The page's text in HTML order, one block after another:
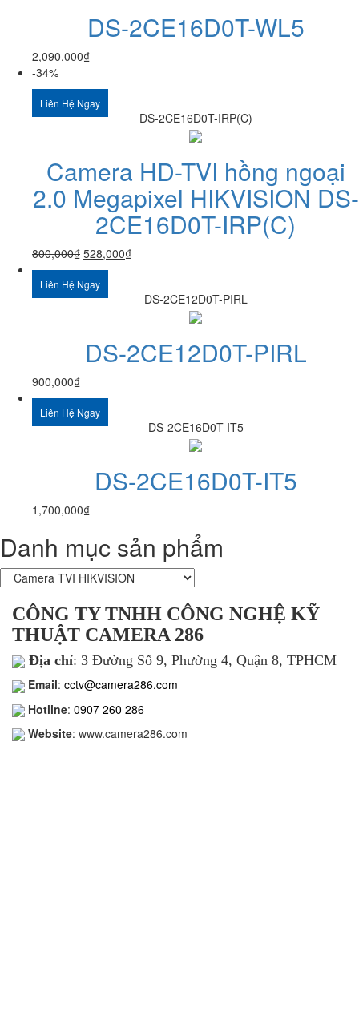
DS-2CE16D0T-WL5
2,090,000₫
-34%
Liên Hệ Ngay
DS-2CE16D0T-IRP(C)
Camera HD-TVI hồng ngoại
2.0 Megapixel HIKVISION DS-
2CE16D0T-IRP(C)
800,000₫ 528,000₫
Liên Hệ Ngay
DS-2CE12D0T-PIRL
DS-2CE12D0T-PIRL
900,000₫
Liên Hệ Ngay
DS-2CE16D0T-IT5
DS-2CE16D0T-IT5
1,700,000₫
Danh mục sản phẩm
CÔNG TY TNHH CÔNG NGHỆ KỸ
THUẬT CAMERA 286
Địa chỉ: 3 Đường Số 9, Phường 4, Quận 8, TPHCM
Email: cctv@camera286.com
Hotline: 0907 260 286
Website: www.camera286.com